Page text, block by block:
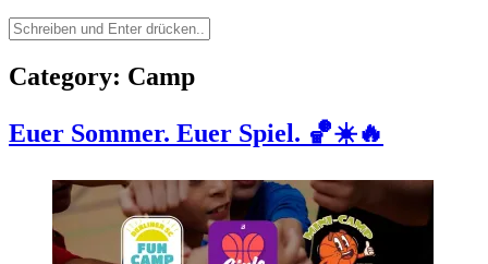
Suchen
nach:
Category: Camp
Euer Sommer. Euer Spiel. 🏀☀️🔥